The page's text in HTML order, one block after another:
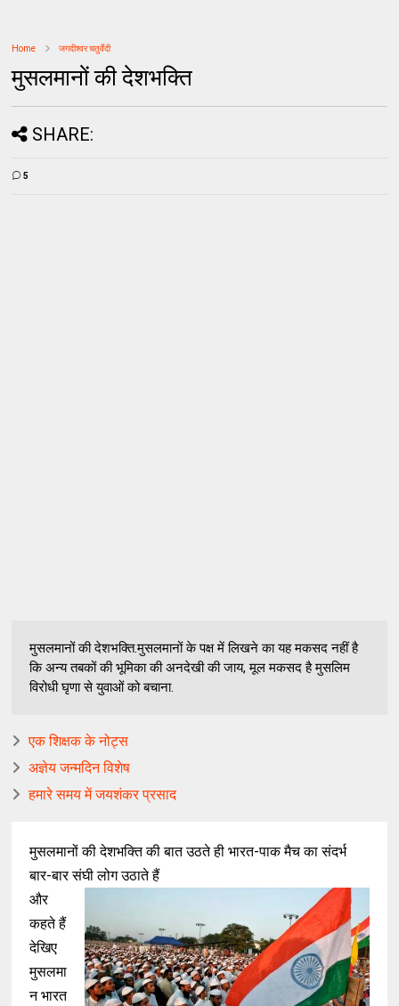
Home जगदीश्वर चतुर्वेदी
मुसलमानों की देशभक्ति
SHARE:
5
मुसलमानों की देशभक्ति.मुसलमानों के पक्ष में लिखने का यह मकसद नहीं है
कि अन्य तबकों की भूमिका की अनदेखी की जाय, मूल मकसद है मुसलिम
विरोधी घृणा से युवाओं को बचाना.
एक शिक्षक के नोट्स
अज्ञेय जन्मदिन विशेष
हमारे समय में जयशंकर प्रसाद
मुसलमानों की देशभक्ति की बात उठते ही भारत-पाक मैच का संदर्भ
बार-बार संघी लोग उठाते हैं
और
कहते हैं
देखिए
मुसलमा
न भारत